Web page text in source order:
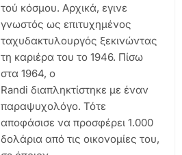
τού κόσμου. Αρχικά, εγινε
γνωστός ως επιτυχημένος
ταχυδακτυλουργός ξεκινώντας
τη καριέρα του το 1946. Πίσω
στα 1964, ο
Randi διαπληκτίστηκε με έναν
παραψυχολόγο. Τότε
αποφάσισε να προσφέρει 1.000
δολάρια από τις οικονομίες του,